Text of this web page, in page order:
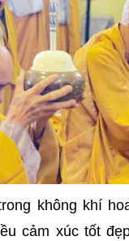
không khí
cảm xúc tốt